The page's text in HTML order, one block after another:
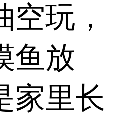
空玩，
鱼放
家里长